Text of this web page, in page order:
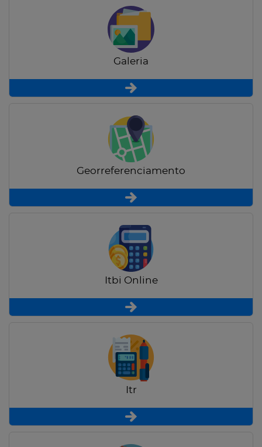
Galeria
Georreferenciamento
Itbi Online
Itr